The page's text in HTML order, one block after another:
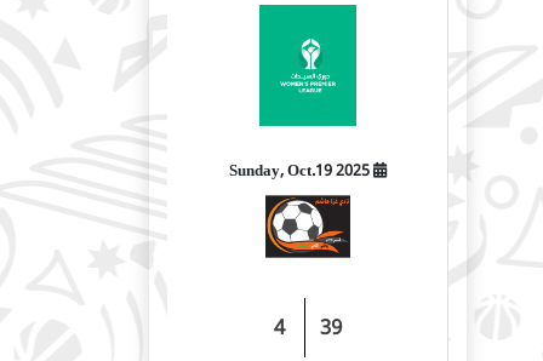
2025 Sunday, Oct.19
39
4